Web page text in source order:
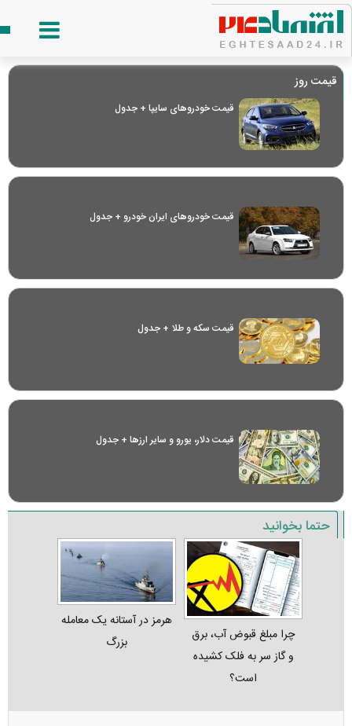
قیمت روز
قیمت خودرو‌های سایپا + جدول
قیمت خودرو‌های ایران خودرو + جدول
قیمت سکه و طلا + جدول
قیمت دلار، یورو و سایر ارز‌ها + جدول
حتما بخوانید
چرا مبلغ قبوض آب، برق
و گاز سر به فلک کشیده
است؟
هرمز در آستانه یک معامله
بزرگ